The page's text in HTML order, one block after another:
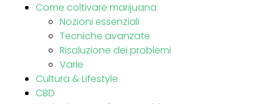
Come coltivare marijuana
Nozioni essenziali
Tecniche avanzate
Risoluzione dei problemi
Varie
Cultura & Lifestyle
CBD